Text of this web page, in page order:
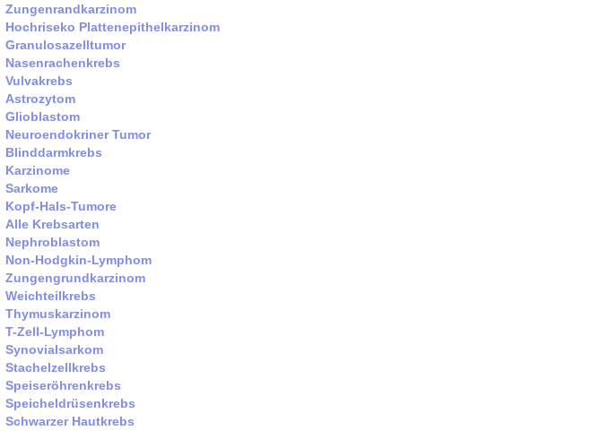
Zungenrandkarzinom
Hochriseko Plattenepithelkarzinom
Granulosazelltumor
Nasenrachenkrebs
Vulvakrebs
Astrozytom
Glioblastom
Neuroendokriner Tumor
Blinddarmkrebs
Karzinome
Sarkome
Kopf-Hals-Tumore
Alle Krebsarten
Nephroblastom
Non-Hodgkin-Lymphom
Zungengrundkarzinom
Weichteilkrebs
Thymuskarzinom
T-Zell-Lymphom
Synovialsarkom
Stachelzellkrebs
Speiseröhrenkrebs
Speicheldrüsenkrebs
Schwarzer Hautkrebs